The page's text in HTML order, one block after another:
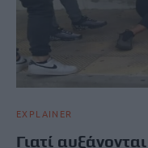
EXPLAINER
Γιατί